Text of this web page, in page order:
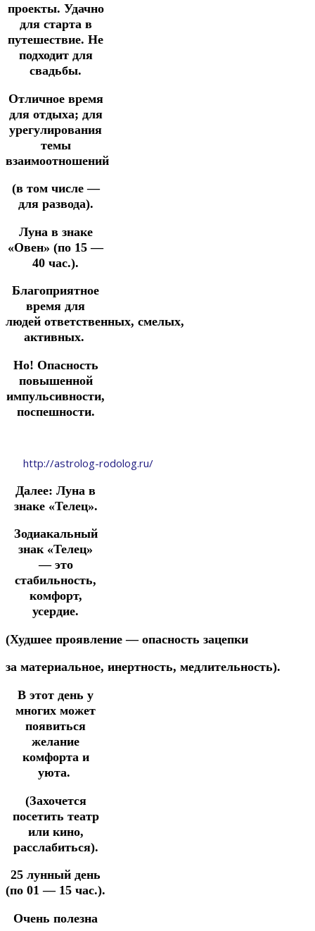
проекты. Удачно
для старта в
путешествие. Не
подходит для
свадьбы.
Отличное время
для отдыха; для
урегулирования
темы
взаимоотношений
(в том числе —
для развода).
Луна в знаке
«Овен» (по 15 —
40 час.).
Благоприятное
время для
людей ответственных, смелых,
активных.
Но! Опасность
повышенной
импульсивности,
поспешности.
http://astrolog-rodolog.ru/
Далее: Луна в
знаке «Телец».
Зодиакальный
знак «Телец»
— это
стабильность,
комфорт,
усердие.
(Худшее проявление— опасность зацепки
за материальное, инертность, медлительность).
В этот день у
многих может
появиться
желание
комфорта и
уюта.
(Захочется
посетить театр
или кино,
расслабиться).
25 лунный день
(по 01 — 15 час.).
Очень полезна